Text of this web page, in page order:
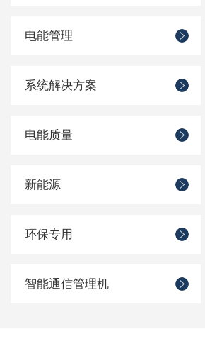
电能管理
系统解决方案
电能质量
新能源
环保专用
智能通信管理机